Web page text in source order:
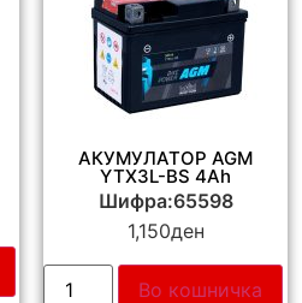
АКУМУЛАТОР AGM
YTX3L-BS 4Ah
Шифра:65598
1,150ден
Во кошничка